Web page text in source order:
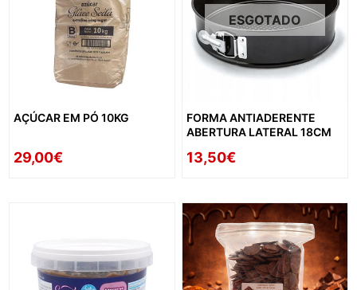
AÇÚCAR EM PÓ 10KG
29,00€
ESGOTADO
FORMA ANTIADERENTE
ABERTURA LATERAL 18CM
13,50€